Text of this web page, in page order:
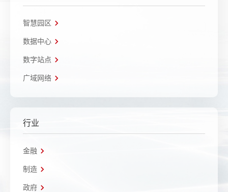
智慧园区
数据中心
数字站点
广域网络
行业
金融
制造
政府